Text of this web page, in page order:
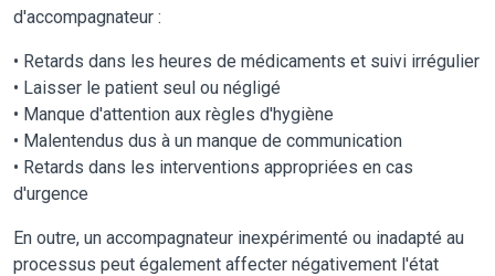
d'accompagnateur :
• Retards dans les heures de médicaments et suivi irrégulier
• Laisser le patient seul ou négligé
• Manque d'attention aux règles d'hygiène
• Malentendus dus à un manque de communication
• Retards dans les interventions appropriées en cas
d'urgence
En outre, un accompagnateur inexpérimenté ou inadapté au
processus peut également affecter négativement l'état